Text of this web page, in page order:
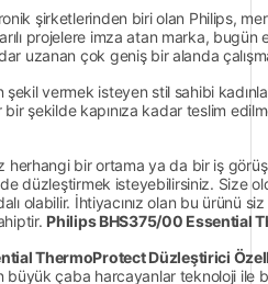
şirketlerinden biri olan Philips,
projelere imza atan marka,
uzanan çok geniş bir alanda
şekil vermek isteyen stil sahibi
bir şekilde kapınıza kadar teslim
bir ortama ya da bir iş
düzleştirmek isteyebilirsiniz. Size
olabilir. İhtiyacınız olan bu ürünü
Philips BHS375/00 Essential
ThermoProtect Düzleştirici
büyük çaba harcayanlar teknoloji